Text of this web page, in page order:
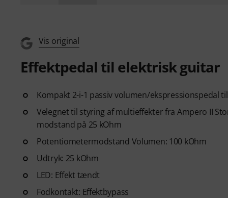
Vis original
Effektpedal til elektrisk guitar
Kompakt 2-i-1 passiv volumen/ekspressionspedal
Velegnet til styring af multieffekter fra Ampero II
modstand på 25 kOhm
Potentiometermodstand Volumen: 100 kOhm
Udtryk: 25 kOhm
LED: Effekt tændt
Fodkontakt: Effektbypass